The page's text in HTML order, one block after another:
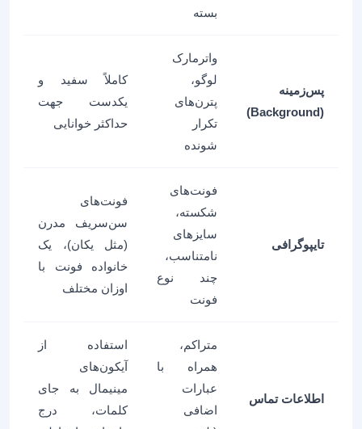
بسته
پس‌زمینه
(Background)
واترمارک
لوگو،
پترن‌های
تکرار
شونده
کاملاً سفید و
یکدست جهت
حداکثر خوانایی
تایپوگرافی
فونت‌های
شکسته،
سایزهای
نامتناسب،
چند نوع
فونت
فونت‌های
سن‌سریف مدرن
(مثل یکان)، یک
خانواده فونت با
اوزان مختلف
اطلاعات تماس
متراکم،
همراه با
عبارات
اضافی
استفاده از
آیکون‌های
مینیمال به جای
کلمات، درج